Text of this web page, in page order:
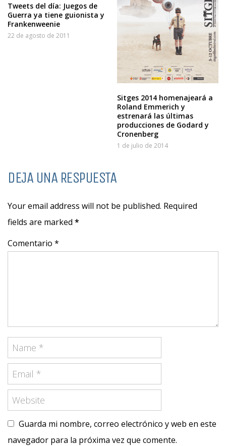
Tweets del día: Juegos de
Guerra ya tiene guionista y
Frankenweenie
22 de agosto de 2011
Sitges 2014 homenajeará a
Roland Emmerich y
estrenará las últimas
producciones de Godard y
Cronenberg
1 de julio de 2014
DEJA UNA RESPUESTA
Your email address will not be published. Required
fields are marked *
Comentario *
Guarda mi nombre, correo electrónico y web en este
navegador para la próxima vez que comente.